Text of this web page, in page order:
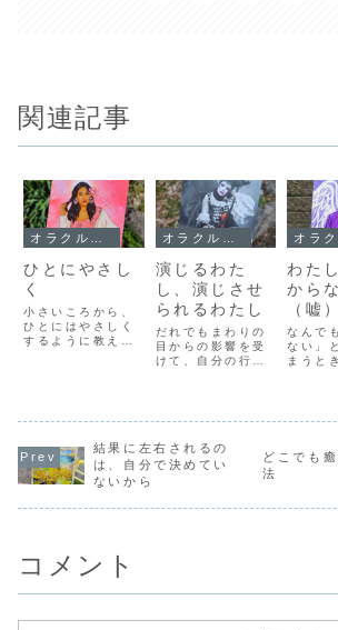
関連記事
ひとにやさし
く
小さいころから、
ひとにはやさしく
するように教えら
けばいいかを優先
するようにいわれ
てきました。で
も、そうやって、
演じるわた
し、演じさせ
られるわたし
だれでもまわりの
目からの影響を受
けて、自分の行動
がついたら、わた
を演じさせられ、
いつのまにかその
役になりきってい
こでのわたしは、
わた
から
（嘘）
なんで
ない」
まうと
ンの操
は無理
に聞け
結果に左右されるの
は、自分で決めてい
ないから
どこでも
法
コメント